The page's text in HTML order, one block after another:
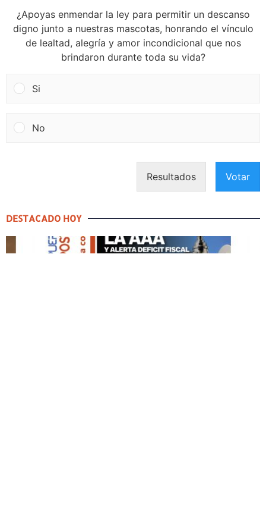
¿Apoyas enmendar la ley para permitir un descanso
digno junto a nuestras mascotas, honrando el vínculo
de lealtad, alegría y amor incondicional que nos
brindaron durante toda su vida?
Si
No
Resultados Votar
DESTACADO HOY